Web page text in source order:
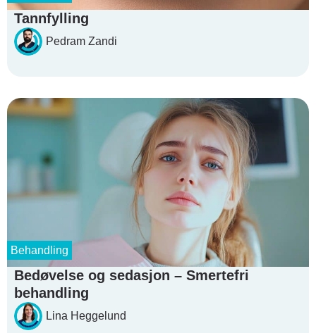
Tannfylling
Pedram Zandi
Bedøvelse og sedasjon – Smertefri
behandling
Lina Heggelund
Behandling